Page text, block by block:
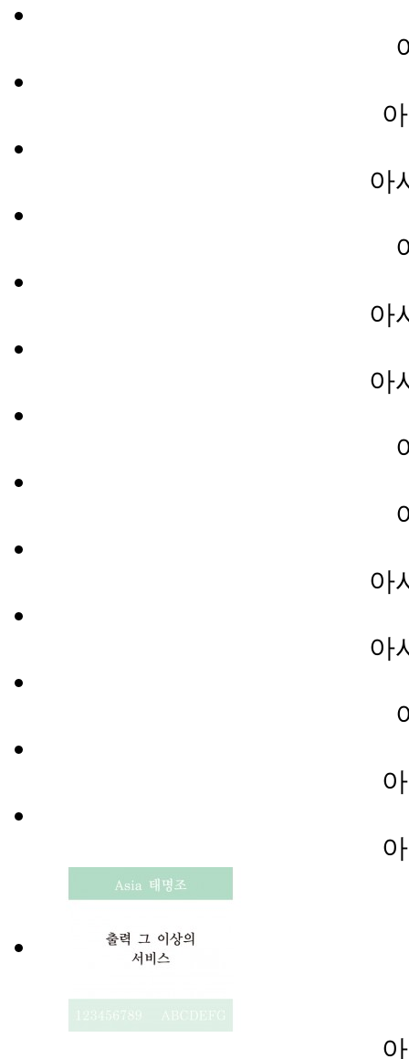
아
아
아
아
아